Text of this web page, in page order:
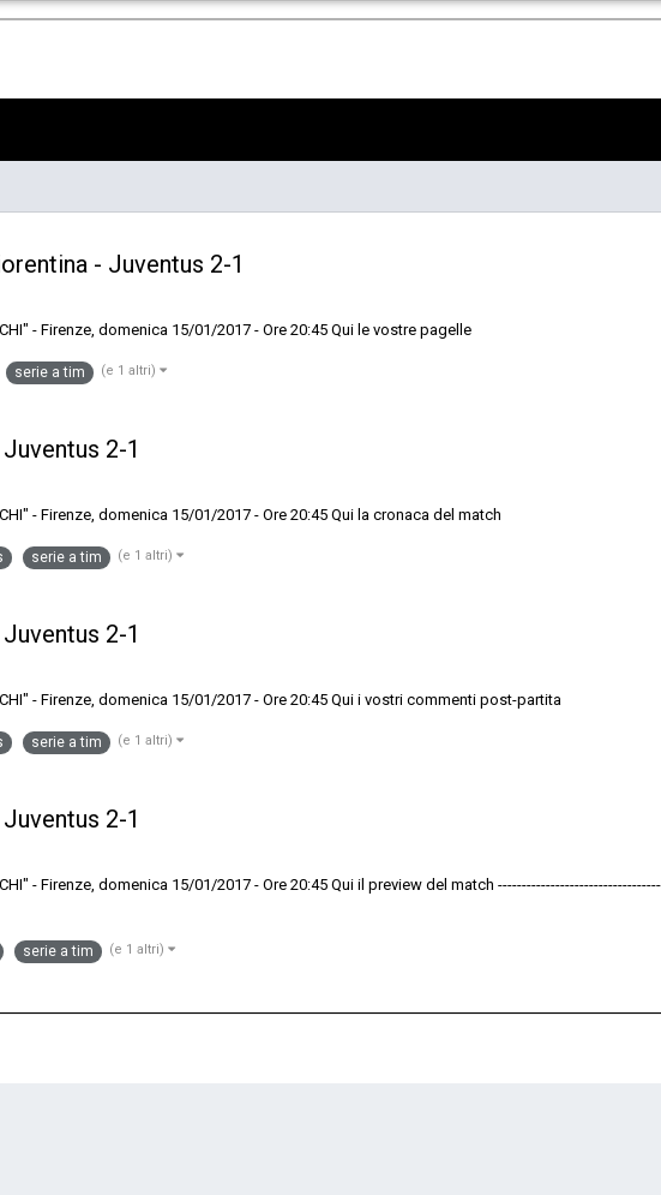
- Juventus 2-1
- Firenze, domenica 15/01/2017 - Ore 20:45 Qui le vostre pagelle
serie a tim (e 1 altri)
2-1
- Firenze, domenica 15/01/2017 - Ore 20:45 Qui la cronaca del match
serie a tim (e 1 altri)
2-1
- Firenze, domenica 15/01/2017 - Ore 20:45 Qui i vostri commenti post-partita
serie a tim (e 1 altri)
2-1
- Firenze, domenica 15/01/2017 - Ore 20:45 Qui il preview del match
serie a tim (e 1 altri)